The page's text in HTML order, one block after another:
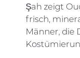
Şah zeigt
frisch,
Männer, die